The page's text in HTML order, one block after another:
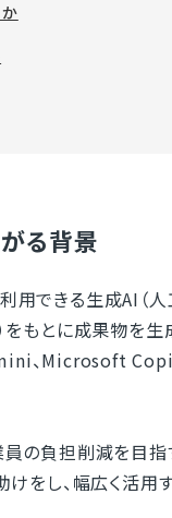
る背景
きる生成AI（人工
もとに成果物を
、Microsoft
の負担削減を目指
をし、幅広く活用す